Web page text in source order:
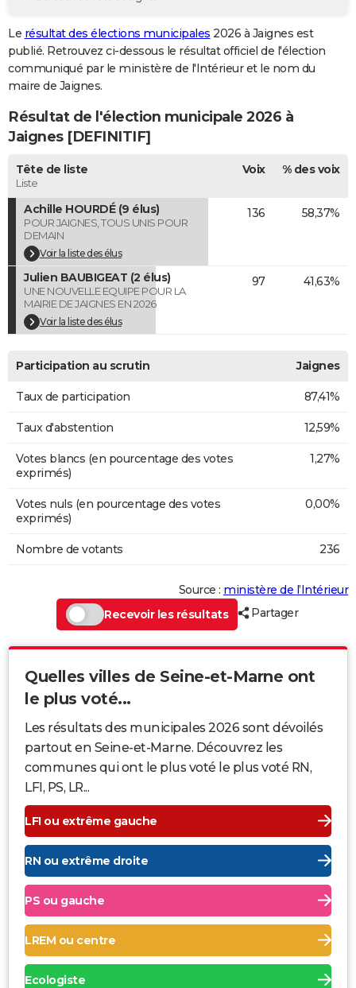
GUIDES D'ACHAT
BONS PLANS
CARTE DE VOEUX
Carte de Noël
Carte Bonne année
Carte Saint-Valentin
Carte Pâques
Carte d'anniversaire
DICTIONNAIRE
Dictionnaire
Biographies
Citations
Expressions
Proverbes
PROGRAMME TV
COPAINS D'AVANT
S'inscrire
Se connecter
Lycées
Collèges
Primaires
Universités
Entreprises
Service militaire
Avis de recherche
AVIS DE DÉCÈS
FORUM
Bricolage
Lifestyle
Culture
Sport
Auto
Television
Voyage
Cinema
Le résultat des élections municipales 2026 à Jaignes est
publié. Retrouvez ci-dessous le résultat officiel de l'élection
communiqué par le ministère de l'Intérieur et le nom du
maire de Jaignes.
Résultat de l'élection municipale 2026 à
Jaignes [DEFINITIF]
Tête de liste
Liste
Voix % des voix
Achille HOURDÉ (9 élus)
POUR JAIGNES, TOUS UNIS POUR
DEMAIN
Voir la liste des élus
136 58,37%
Julien BAUBIGEAT (2 élus)
UNE NOUVELLE EQUIPE POUR LA
MAIRIE DE JAIGNES EN 2026
Voir la liste des élus
97 41,63%
Participation au scrutin Jaignes
Taux de participation 87,41%
Taux d'abstention 12,59%
Votes blancs (en pourcentage des votes
exprimés)
1,27%
Votes nuls (en pourcentage des votes
exprimés)
0,00%
Nombre de votants 236
Source : ministère de l’Intérieur
Recevoir les résultats
Partager
Quelles villes de Seine-et-Marne ont
le plus voté...
Les résultats des municipales 2026 sont dévoilés
partout en Seine-et-Marne. Découvrez les
communes qui ont le plus voté le plus voté RN,
LFI, PS, LR...
LFI ou extrême gauche
RN ou extrême droite
PS ou gauche
LREM ou centre
Ecologiste